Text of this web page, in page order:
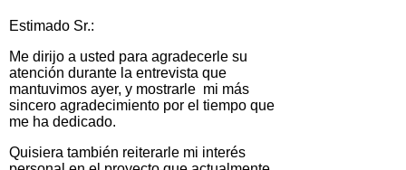
Estimado Sr.:
Me dirijo a usted para agradecerle su
atención durante la entrevista que
mantuvimos ayer, y mostrarle mi más
sincero agradecimiento por el tiempo que
me ha dedicado.
Quisiera también reiterarle mi interés